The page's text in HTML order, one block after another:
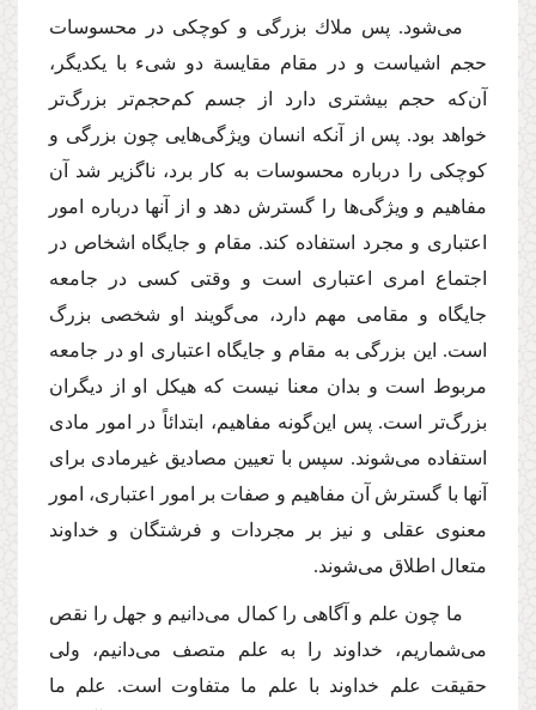
می‌شود. پس ملاك بزرگی و كوچكی در محسوسات
حجم اشیاست و در مقام مقایسة دو شیء با یكدیگر،
آن‌كه حجم بیشتری دارد از جسم كم‌حجم‌تر بزرگ‌تر
خواهد بود. پس ‌از‌ آنكه انسان ویژگی‌هایی چون بزرگی و
كوچكی را درباره محسوسات به ‌كار برد، ناگزیر شد آن
مفاهیم و ویژگی‌ها را گسترش دهد و از آنها درباره امور
اعتباری و مجرد استفاده كند. مقام و جایگاه اشخاص در
اجتماع امری اعتباری است و وقتی كسی در جامعه
جایگاه و مقامی مهم دارد، می‌گویند او شخصی بزرگ
است. این بزرگی به مقام و جایگاه اعتباری او در جامعه
مربوط است و بدان معنا نیست كه هیكل او از دیگران
بزرگ‌تر است. پس این‌گونه مفاهیم، ابتدائاً در امور مادی
استفاده می‌شوند. سپس با تعیین مصادیق غیرمادی برای
آنها با گسترش آن مفاهیم و صفات بر امور اعتباری، امور
معنوی عقلی و نیز بر مجردات و فرشتگان و خداوند
متعال اطلاق می‌شوند.
ما چون علم و آگاهی را كمال می‌دانیم و جهل را نقص
می‌شماریم، خداوند را به علم متصف می‌دانیم، ولی
حقیقت علم خداوند با علم ما متفاوت است. علم ما